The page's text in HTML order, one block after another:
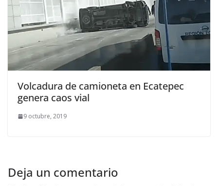
Volcadura de camioneta en Ecatepec
genera caos vial
9 octubre, 2019
Deja un comentario